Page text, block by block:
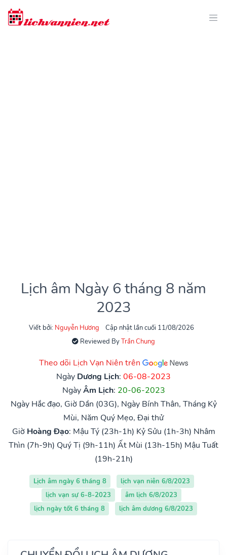
Lịch âm Ngày 6 tháng 8 năm
2023
Viết bởi: Nguyễn Hương
Cập nhật lần cuối 11/08/2026
Reviewed ByTrần Chung
Theo dõi Lịch Vạn Niên trên
Ngày Dương Lịch: 06-08-2023
NgàyÂm Lịch: 20-06-2023
Ngày Hắc đạo, Giờ Dần (03G), Ngày Bính Thân, Tháng Kỷ
Mùi, Năm Quý Mẹo, Đại thử
Giờ Hoàng Đạo: Mậu Tý (23h-1h) Kỷ Sửu (1h-3h) Nhâm
Thìn (7h-9h) Quý Tị (9h-11h) Ất Mùi (13h-15h) Mậu Tuất
(19h-21h)
Lịch âm ngày 6 tháng 8
lịch vạn niên 6/8/2023
lịch vạn sự 6-8-2023
âm lịch 6/8/2023
lịch ngày tốt 6 tháng 8
lịch âm dương 6/8/2023